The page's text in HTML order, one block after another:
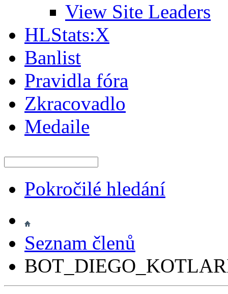
View Site Leaders
HLStats:X
Banlist
Pravidla fóra
Zkracovadlo
Medaile
Pokročilé hledání
Seznam členů